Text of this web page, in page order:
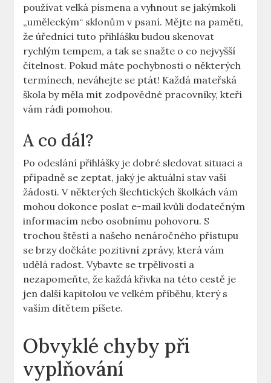
používat velká písmena a vyhnout se jakýmkoli
„uměleckým“ sklonům v psaní. ⁢Mějte​ na paměti,
že úředníci tuto⁣ přihlášku budou skenovat
rychlým tempem, a ​tak se snažte ⁢o⁢ co nejvyšší
čitelnost. Pokud máte pochybnosti o ⁤některých
‍termínech, ‍neváhejte se ptát! Každá mateřská
škola by měla mít ⁢zodpovědné pracovníky, kteří
vám rádi⁤ pomohou.
A co dál?
Po odeslání přihlášky je dobré sledovat situaci a⁢
případně se⁤ zeptat, jaký je ⁢aktuální stav vaší
žádosti. V některých šlechtických školkách vám
mohou dokonce poslat e-mail kvůli dodatečným
informacím nebo osobnímu ⁤pohovoru. S
trochou štěstí‍ a našeho ⁣nenáročného přístupu
se brzy dočkáte pozitivní zprávy, která vám
udělá radost. Vybavte se trpělivostí a
nezapomeňte, že každá ⁤křivka na této cestě je
jen další kapitolou ve velkém příběhu, který s
vaším dítětem píšete.
Obvyklé chyby při
vyplňování